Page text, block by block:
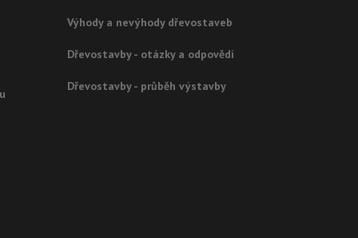
Výhody a nevýhody dřevostaveb
Dřevostavby - otázky a odpovědi
Dřevostavby - průběh výstavby